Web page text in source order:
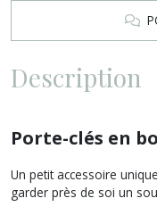
Description
Porte-clés en
Un petit accessoire
garder près de soi un